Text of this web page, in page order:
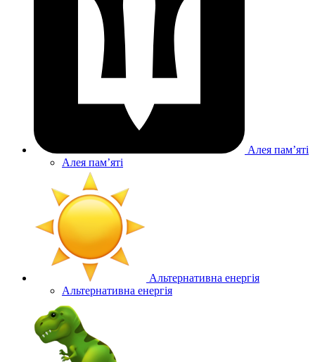
Алея памʼяті
Алея памʼяті
Альтернативна енергія
Альтернативна енергія